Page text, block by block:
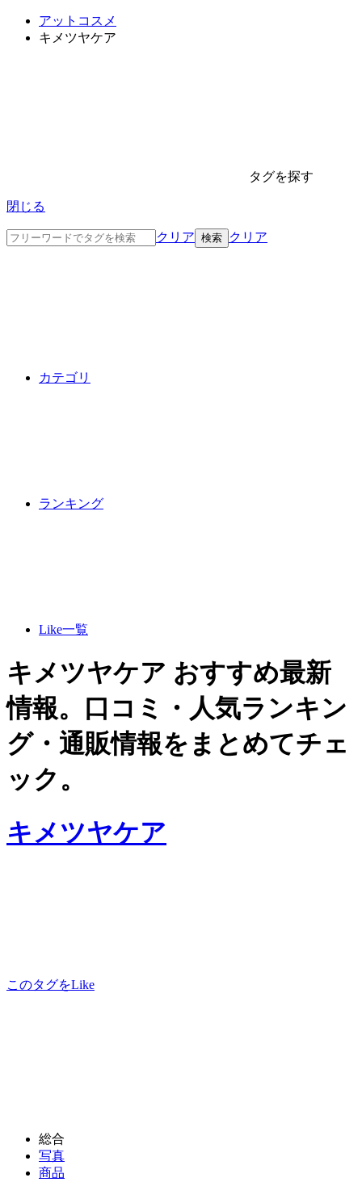
アットコスメ
キメツヤケア
タグを探す
閉じる
クリア クリア
カテゴリ
ランキング
Like一覧
キメツヤケア おすすめ最新
情報。口コミ・人気ランキン
グ・通販情報をまとめてチェ
ック。
キメツヤケア
このタグをLike
総合
写真
商品